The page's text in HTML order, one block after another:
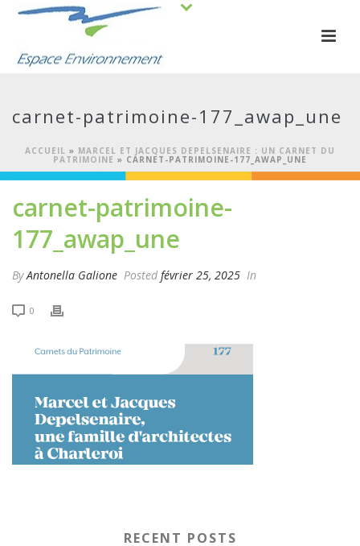
carnet-patrimoine-177_awap_une
ACCUEIL » MARCEL ET JACQUES DEPELSENAIRE : UN CARNET DU
PATRIMOINE » CARNET-PATRIMOINE-177_AWAP_UNE
carnet-patrimoine-
177_awap_une
ByAntonella Galione Posted février 25, 2025 In
0
RECENT POSTS